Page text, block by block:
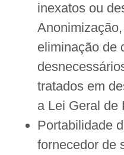
inexatos ou
eliminação de
tratados em
a Lei Geral de
Portabilidade
fornecedor de